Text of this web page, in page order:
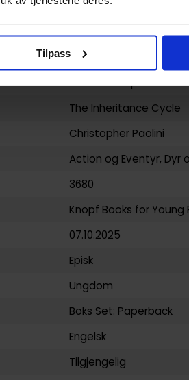
Tilpass
9798217116485
3.192000
USA
Boks Set: Paperback
The Inheritance Cycle
Christopher Paolini
Action og Eventyr, Dyr
3680
Knopf Books for Young
07.10.2025
Episk
Ungdom
Boks Set: Paperback
Engelsk
Tilgjengelig